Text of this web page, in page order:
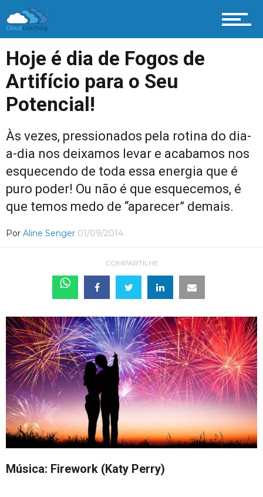
Hoje é dia de Fogos de
Artifício para o Seu
Potencial!
Às vezes, pressionados pela rotina do dia-
a-dia nos deixamos levar e acabamos nos
esquecendo de toda essa energia que é
puro poder! Ou não é que esquecemos, é
que temos medo de “aparecer” demais.
Por Aline Senger 01/09/2014
COMPARTILHE
Música: Firework (Katy Perry)